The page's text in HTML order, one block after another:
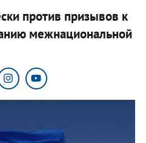
против призывов к
межнациональной